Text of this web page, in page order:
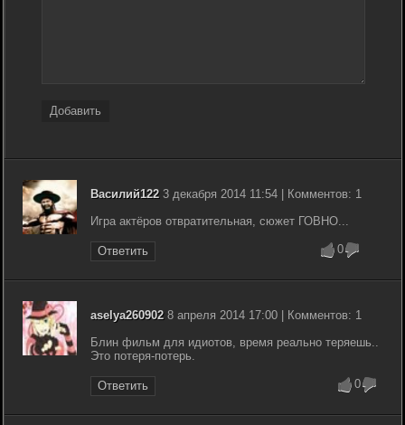
Добавить
Василий122 3 декабря 2014 11:54 | Комментов: 1
Игра актёров отвратительная, сюжет ГОВНО...
Ответить 0
aselya260902 8 апреля 2014 17:00 | Комментов: 1
Блин фильм для идиотов, время реально теряешь..
Это потеря-потерь.
Ответить 0